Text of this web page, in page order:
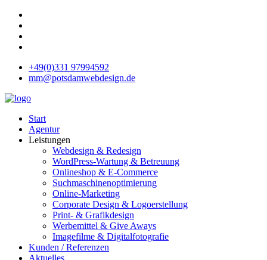
+49(0)331 97994592
mm@potsdamwebdesign.de
Start
Agentur
Leistungen
Webdesign & Redesign
WordPress-Wartung & Betreuung
Onlineshop & E-Commerce
Suchmaschinenoptimierung
Online-Marketing
Corporate Design & Logoerstellung
Print- & Grafikdesign
Werbemittel & Give Aways
Imagefilme & Digitalfotografie
Kunden / Referenzen
Aktuelles